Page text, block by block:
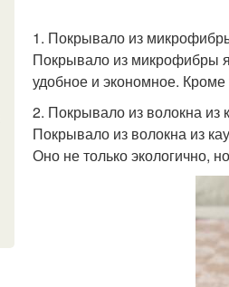
1. Покрывало из
Покрывало из микрофибры
удобное и экономное.
2. Покрывало из волокна из
Покрывало из волокна из
Оно не только экологично,